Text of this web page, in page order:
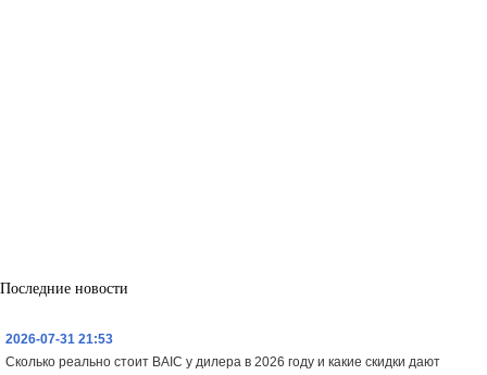
Последние новости
2026-07-31 21:53
Сколько реально стоит BAIC у дилера в 2026 году и какие скидки дают